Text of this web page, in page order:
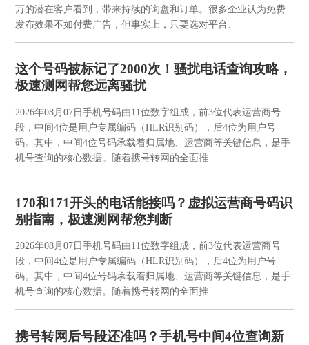
万的潜在客户看到，带来持续的询盘和订单。很多企业认为免费
发布效果不如付费广告，但事实上，只要选对平台、
这个号码被标记了2000次！骚扰电话查询攻略，
极速测网帮您远离骚扰
2026年08月07日手机号码由11位数字组成，前3位代表运营商号
段，中间4位是用户专属编码（HLR识别码），后4位为用户号
码。其中，中间4位号码承载着归属地、运营商等关键信息，是手
机号查询的核心数据。随着携号转网的全面推
170和171开头的电话能接吗？虚拟运营商号码识
别指南，极速测网帮您判断
2026年08月07日手机号码由11位数字组成，前3位代表运营商号
段，中间4位是用户专属编码（HLR识别码），后4位为用户号
码。其中，中间4位号码承载着归属地、运营商等关键信息，是手
机号查询的核心数据。随着携号转网的全面推
携号转网后号段还准吗？手机号中间4位查询新